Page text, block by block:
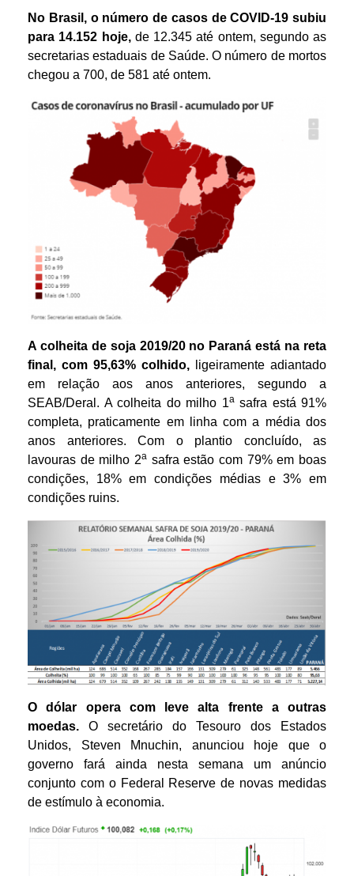
No Brasil, o número de casos de COVID-19 subiu
para 14.152 hoje, de 12.345 até ontem, segundo as
secretarias estaduais de Saúde. O número de mortos
chegou a 700, de 581 até ontem.
A colheita de soja 2019/20 no Paraná está na reta
final, com 95,63% colhido, ligeiramente adiantado
em relação aos anos anteriores, segundo a
SEAB/Deral. A colheita do milho 1asafra está 91%
completa, praticamente em linha com a média dos
anos anteriores. Com o plantio concluído, as
lavouras de milho 2a safra estão com 79% em boas
condições, 18% em condições médias e 3% em
condições ruins.
O dólar opera com leve alta frente a outras
moedas. O secretário do Tesouro dos Estados
Unidos, Steven Mnuchin, anunciou hoje que o
governo fará ainda nesta semana um anúncio
conjunto com o Federal Reserve de novas medidas
de estímulo à economia.